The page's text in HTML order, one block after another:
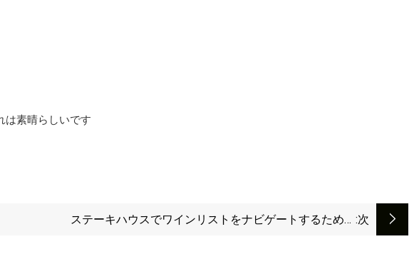
は素晴らしいです
ステーキハウスでワインリストをナビゲートするための :次